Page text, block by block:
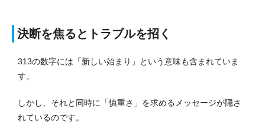
決断を焦るとトラブルを招く
313の数字には「新しい始まり」という意味も含まれていま
す。
しかし、それと同時に「慎重さ」を求めるメッセージが隠さ
れているのです。